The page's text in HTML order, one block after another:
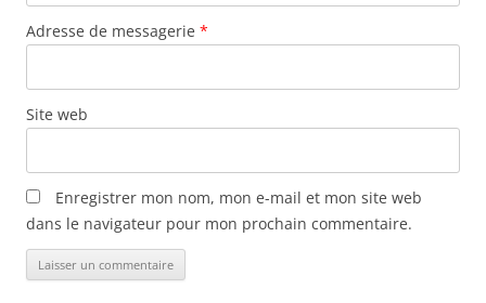
Adresse de messagerie *
Site web
Enregistrer mon nom, mon e-mail et mon site web
dans le navigateur pour mon prochain commentaire.